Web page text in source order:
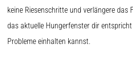
keine Riesenschritte und verlängere das
das aktuelle Hungerfenster dir
Probleme einhalten kannst.